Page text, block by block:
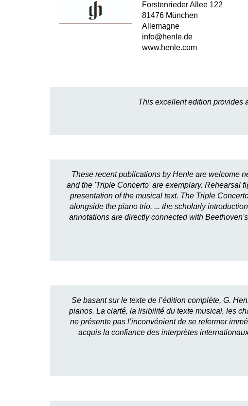
Forstenrieder Allee 122
81476 München
Allemagne
info@henle.de
www.henle.com
This excellent edition provides
These recent publications by Henle are welcome
and the 'Triple Concerto' are exemplary. Rehearsal
presentation of the musical text. The Triple
alongside the piano trio. ... the scholarly
annotations are directly connected with
Se basant sur le texte de l’édition complète, G.
pianos. La clarté, la lisibilité du texte musical, les
ne présente pas l’inconvénient de se refermer
acquis la confiance des interprètes